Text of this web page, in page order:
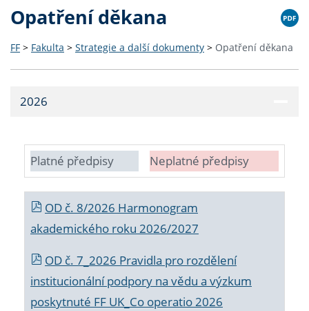
Opatření děkana
FF > Fakulta > Strategie a další dokumenty > Opatření děkana
2026
Platné předpisy Neplatné předpisy
OD č. 8/2026 Harmonogram
akademického roku 2026/2027
OD č. 7_2026 Pravidla pro rozdělení
institucionální podpory na vědu a výzkum
poskytnuté FF UK_Co operatio 2026